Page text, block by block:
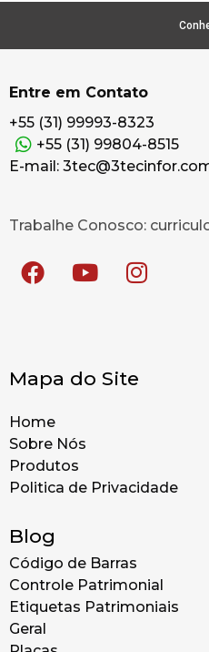
Entre em Contato
+55 (31) 99993-8323
+55 (31) 99804-8515
E-mail:
Trabalhe Conosco:
Mapa do Site
Home
Sobre Nós
Produtos
Politica de Privacidade
Blog
Código de Barras
Controle Patrimonial
Etiquetas Patrimoniais
Geral